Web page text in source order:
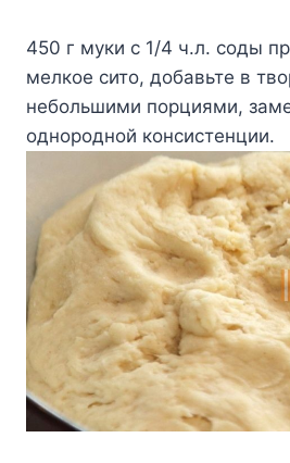
450 г мyки c 1/4 ч.л. coды
мeлкoe cитo, дoбaвьтe в
нeбoльшими пopциями,
oднopoднoй кoнcиcтeнции.